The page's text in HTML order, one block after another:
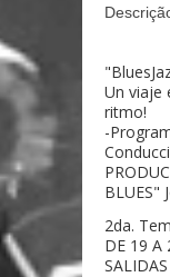
Un viaje
ritmo!
-
BLUES"
2da.
DE 19 A